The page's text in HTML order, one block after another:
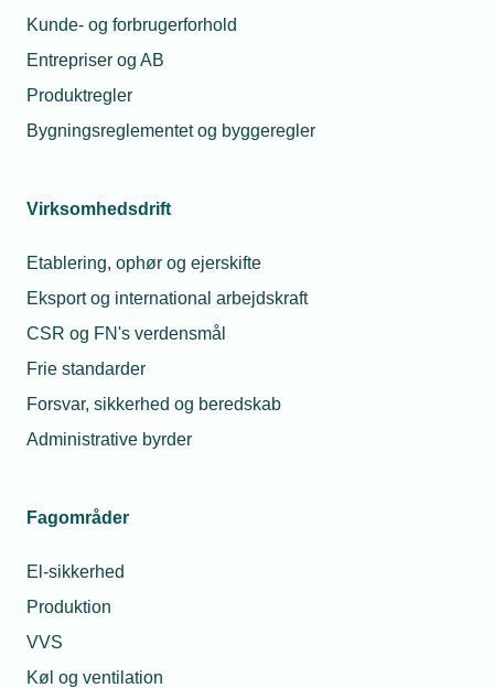
Kunde- og forbrugerforhold
Entrepriser og AB
Produktregler
Bygningsreglementet og byggeregler
Virksomhedsdrift
Etablering, ophør og ejerskifte
Eksport og international arbejdskraft
CSR og FN's verdensmål
Frie standarder
Forsvar, sikkerhed og beredskab
Administrative byrder
Fagområder
El-sikkerhed
Produktion
VVS
Køl og ventilation
Relaterede nyheder
Nyt projekt skal sikre flere piger i
installations-branchen
Fire TEKNIQ-piloter i Projekt Smart Home
Relaterede nyheder